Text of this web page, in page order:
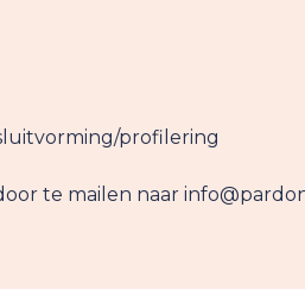
profilering
te mailen naar